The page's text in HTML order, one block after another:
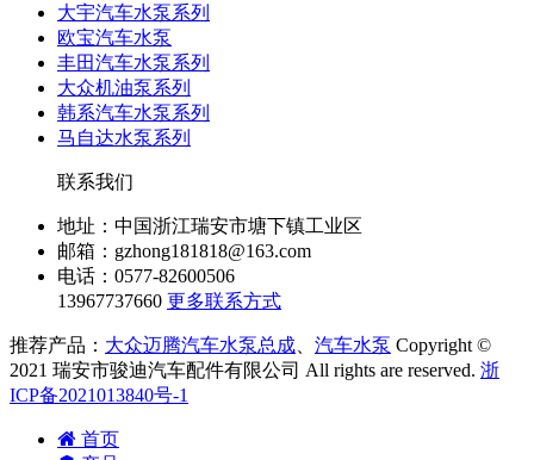
大宇汽车水泵系列
欧宝汽车水泵
丰田汽车水泵系列
大众机油泵系列
韩系汽车水泵系列
马自达水泵系列
联系我们
地址：中国浙江瑞安市塘下镇工业区
邮箱：gzhong181818@163.com
电话：0577-82600506
13967737660 更多联系方式
推荐产品： 大众迈腾汽车水泵总成 汽车水泵 Copyright ©
2021 瑞安市骏迪汽车配件有限公司 All rights are reserved. 浙
ICP备2021013840号-1
首页